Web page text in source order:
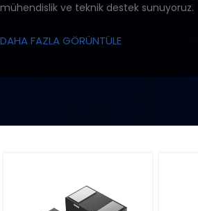
mühendislik ve teknik destek sunuyoruz.
DAHA FAZLA GÖRÜNTÜLE